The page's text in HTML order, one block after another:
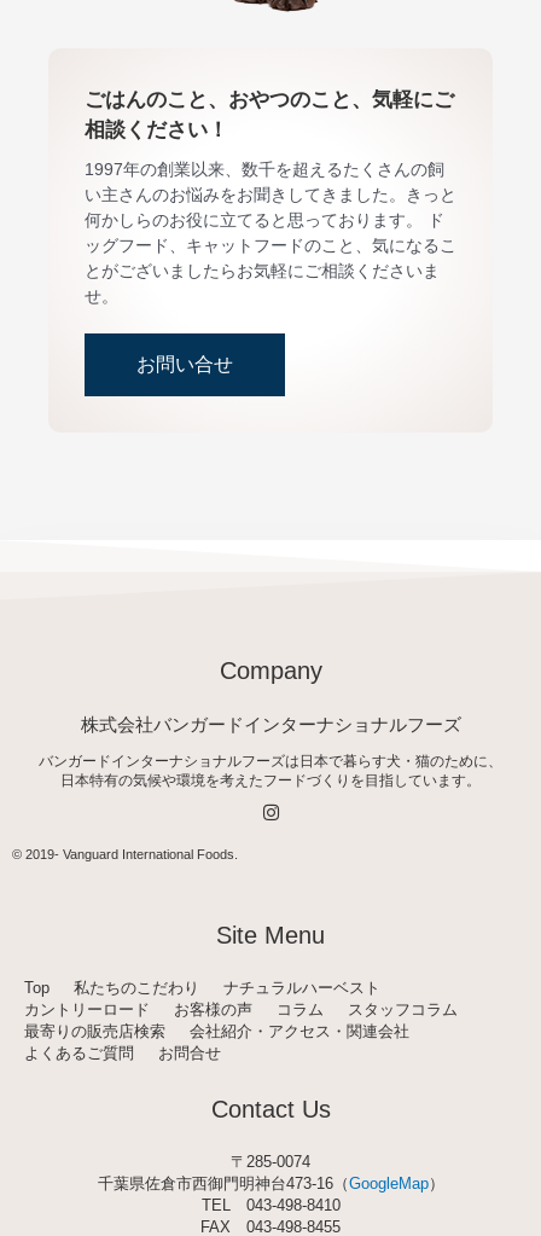
ごはんのこと、おやつのこと、気軽にご
相談ください！
1997年の創業以来、数千を超えるたくさんの飼
い主さんのお悩みをお聞きしてきました。きっと
何かしらのお役に立てると思っております。 ド
ッグフード、キャットフードのこと、気になるこ
とがございましたらお気軽にご相談くださいま
せ。
お問い合せ
Company
株式会社バンガードインターナショナルフーズ
バンガードインターナショナルフーズは日本で暮らす犬・猫のために、
日本特有の気候や環境を考えたフードづくりを目指しています。
I
n
a
m
© 2019- Vanguard International Foods
Site Menu
Top 私たちのこだわり
ナチュラルハーベスト
カントリーロード
お客様の声 コラム
スタッフコラム
最寄りの販売店検索
会社紹介・アクセス・関連会社
よくあるご質問
お問合せ
Contact Us
〒285-0074
千葉県佐倉市西御門明神台473-16（GoogleMap）
TEL 043-498-8410
FAX 043-498-8455